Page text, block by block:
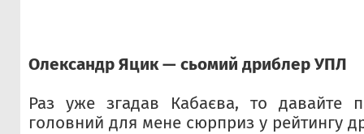
Олександр Яцик — сьомий дриблер УПЛ
Раз уже згадав Кабаєва, то давайте
головний для мене сюрприз у рейтингу